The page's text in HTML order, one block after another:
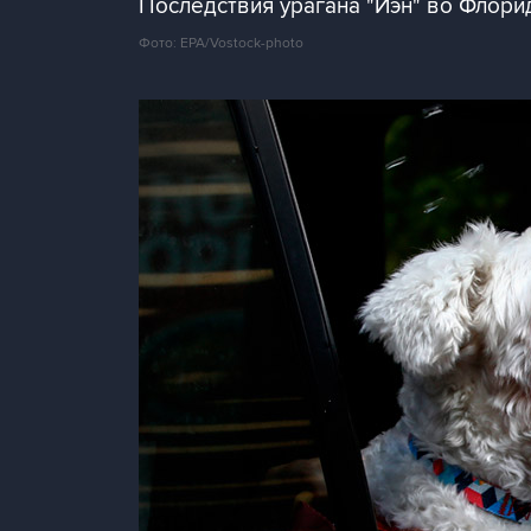
Последствия урагана "Иэн" во
Фото: EPA/Vostock-photo